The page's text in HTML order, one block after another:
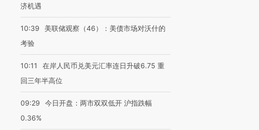
济机遇
10:39
美联储观察（46）：美债市场对沃什的
考验
10:11
在岸人民币兑美元汇率连日升破6.75 重
回三年半高位
09:29
今日开盘：两市双双低开 沪指跌幅
0.36%